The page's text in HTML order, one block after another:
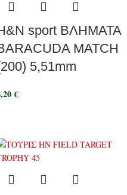
sport ΒΛΗΜΑΤΑ
MATCH
5,51mm
€